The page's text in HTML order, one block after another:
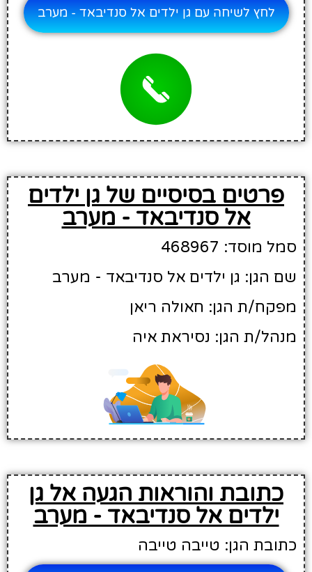
לחץ לשיחה עם גן ילדים אל סנדיבאד - מערב
פרטים בסיסיים של גן ילדים
אל סנדיבאד - מערב
סמל מוסד: 468967
שם הגן: גן ילדים אל סנדיבאד - מערב
מפקח/ת הגן: חאולה ריאן
מנהל/ת הגן: נסיראת איה
כתובת והוראות הגעה אל גן
ילדים אל סנדיבאד - מערב
כתובת הגן: טייבה טייבה